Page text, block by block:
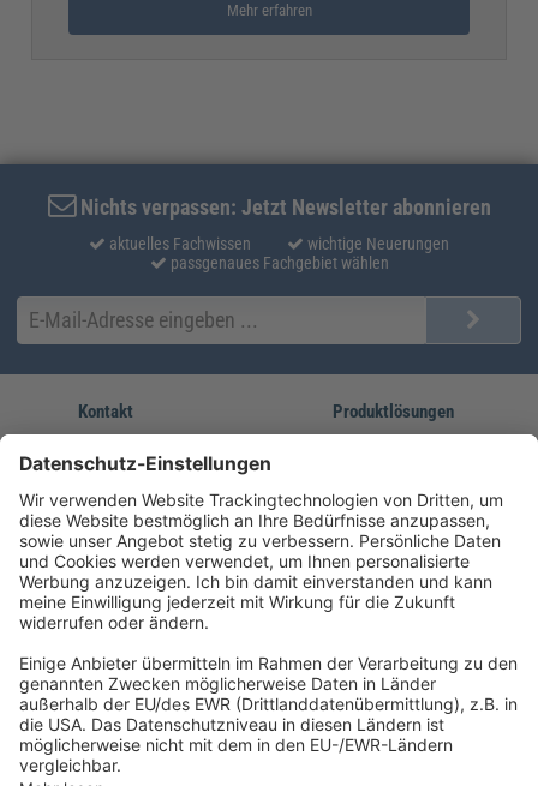
Mehr erfahren
Nichts verpassen: Jetzt Newsletter abonnieren
aktuelles Fachwissen
wichtige Neuerungen
passgenaues Fachgebiet wählen
Kontakt
service@forum-verlag.com
Mo-Do 07:30 - 17:00 Uhr
Fr 07:30 - 15:00 Uhr
Produktlösungen
Unsere Marken
Folgen Sie uns
Impressum